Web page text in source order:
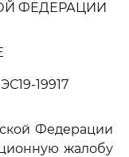
ФЕДЕРАЦИИ
19917
Федерации
жалобу